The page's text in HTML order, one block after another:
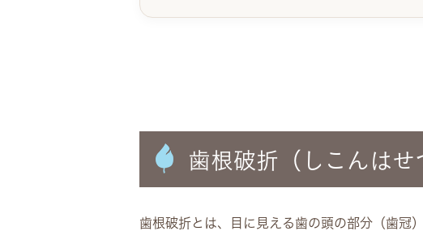
歯根破折（しこんはせ
歯根破折とは、目に見える歯の頭の部分（歯冠